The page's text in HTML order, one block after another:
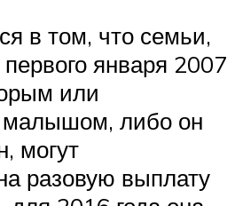
в том, что семьи,
января 2007
или
либо он
могут
разовую выплату